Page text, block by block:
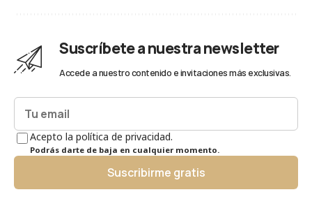
Suscríbete a nuestra newsletter
Accede a nuestro contenido e invitaciones más exclusivas.
Acepto la política de privacidad.
Podrás darte de baja en cualquier momento.
Suscribirme gratis